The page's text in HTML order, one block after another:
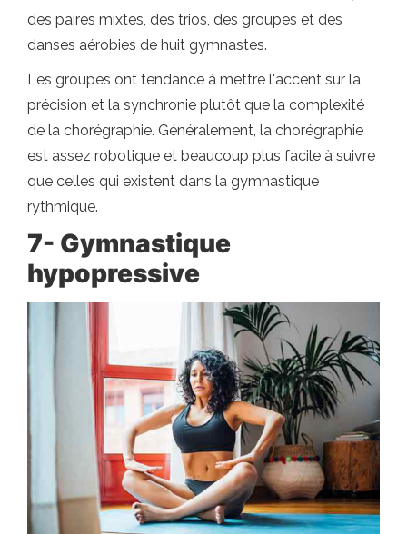
des paires mixtes, des trios, des groupes et des
danses aérobies de huit gymnastes.
Les groupes ont tendance à mettre l'accent sur la
précision et la synchronie plutôt que la complexité
de la chorégraphie. Généralement, la chorégraphie
est assez robotique et beaucoup plus facile à suivre
que celles qui existent dans la gymnastique
rythmique.
7- Gymnastique
hypopressive